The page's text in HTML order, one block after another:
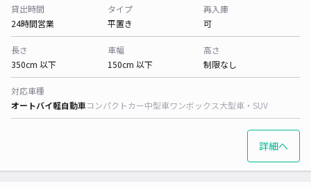
貸出時間
24時間営業
タイプ
平置き
再入庫
可
長さ
350cm 以下
車幅
150cm 以下
高さ
制限なし
対応車種
オートバイ軽自動車コンパクトカー中型車ワンボックス大型車・SUV
詳細へ